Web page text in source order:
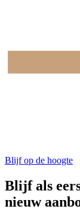
Blijf op de hoogte
Blijf als
nieuw